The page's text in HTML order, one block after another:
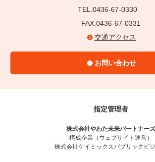
TEL.0436-67-0330
FAX.0436-67-0331
交通アクセス
お問い合わせ
指定管理者
株式会社やわた未来パートナーズ
構成企業（ウェブサイト運営）
株式会社ケイミックスパブリックビ